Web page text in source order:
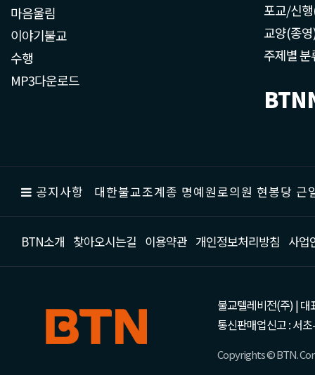
마음울림
이야기불교
수행
MP3다운로드
포교/신
교양(종
주제별 분
공지사항 대한불교조계종 명예원로의원 현봉당
BTN소개 찾아오시는길 이용약관 개인정보처리방침 사업
불교텔레비전(주) | 대
통신판매업신고 : 서
Copyrights © BTN.